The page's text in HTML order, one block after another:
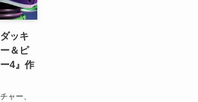
ッキ
＆ピ
4』作
ャー、